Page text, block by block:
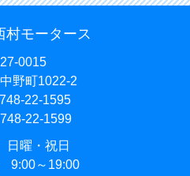
村モータース
0015
野町1022-2
22-1595
22-1599
曜・祝日
9:00～19:00